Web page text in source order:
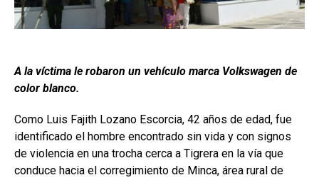
A la víctima le robaron un vehículo marca Volkswagen de
color blanco.
Como Luis Fajith Lozano Escorcia, 42 años de edad, fue
identificado el hombre encontrado sin vida y con signos
de violencia en una trocha cerca a Tigrera en la vía que
conduce hacia el corregimiento de Minca, área rural de